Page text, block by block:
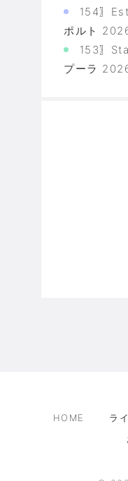
154〗
ポルト
153〗
プーラ
HOME ラ